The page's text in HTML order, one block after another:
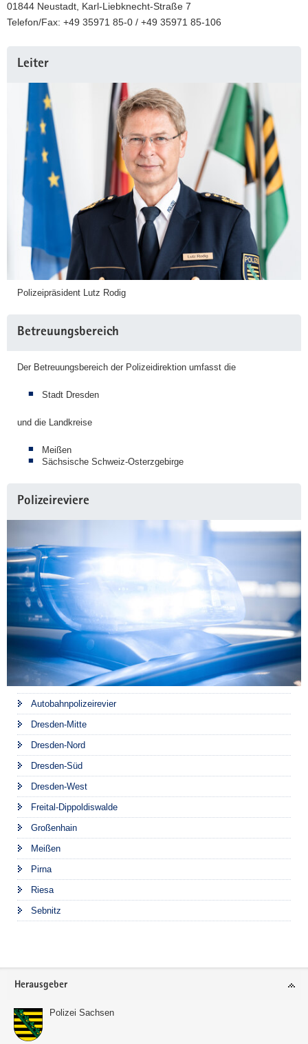
01844 Neustadt, Karl-Liebknecht-Straße 7
Telefon/Fax: +49 35971 85-0 / +49 35971 85-106
Information
Leiter
Polizeipräsident Lutz Rodig
Betreuungsbereich
Der Betreuungsbereich der Polizeidirektion umfasst die
Stadt Dresden
und die Landkreise
Meißen
Sächsische Schweiz-Osterzgebirge
Polizeireviere
Autobahnpolizeirevier
Dresden-Mitte
Dresden-Nord
Dresden-Süd
Dresden-West
Freital-Dippoldiswalde
Großenhain
Meißen
Pirna
Riesa
Sebnitz
Footer-
Herausgeber
Polizei Sachsen